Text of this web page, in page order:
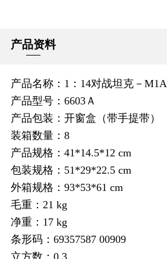
产品资料
产品名称：1：14对战坦克－
产品型号：6603Ａ
产品包装：开窗盒（带手提带）
装箱数量：8
产品规格：41*14.5*12 cm
包装规格：51*29*22.5 cm
外箱规格：93*53*61 cm
毛重：21 kg
净重：17 kg
条形码：69357587 00909
立方数：0.3